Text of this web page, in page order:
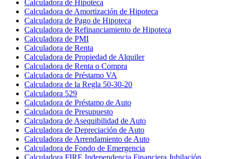
Calculadora de Hipoteca
Calculadora de Amortización de Hipoteca
Calculadora de Pago de Hipoteca
Calculadora de Refinanciamiento de Hipoteca
Calculadora de PMI
Calculadora de Renta
Calculadora de Propiedad de Alquiler
Calculadora de Renta o Compra
Calculadora de Préstamo VA
Calculadora de la Regla 50-30-20
Calculadora 529
Calculadora de Préstamo de Auto
Calculadora de Presupuesto
Calculadora de Asequibilidad de Auto
Calculadora de Depreciación de Auto
Calculadora de Arrendamiento de Auto
Calculadora de Fondo de Emergencia
Calculadora FIRE Independencia Financiera Jubilación